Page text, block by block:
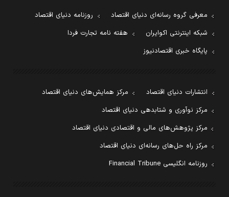
معرفی گروه رسانه‌ای دنیای اقتصاد
روزنامه دنیای اقتصاد
شبکه اینترنتی اکوایران
هفته نامه تجارت فردا
پایگاه خبری اقتصادنیوز
انتشارات دنیای اقتصاد
مرکز همایش‌های دنیای اقتصاد
مرکز نوآوری و شتابدهی دنیای اقتصاد
مرکز پژوهش‌های مالی و اقتصادی دنیای اقتصاد
مرکز راه حل‌های رسانه‌ای دنیای اقتصاد
روزنامه انگلیسی Financial Tribune